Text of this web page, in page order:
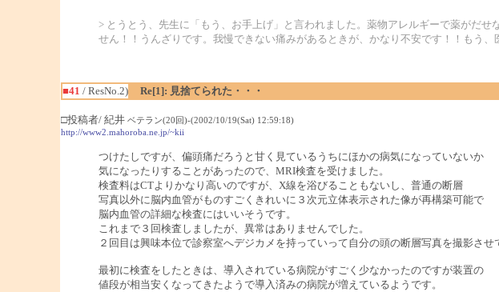
> とうとう、先生に「もう、お手上げ」と言われました。薬物アレルギーで薬がだ
せん！！うんざりです。我慢できない痛みがあるときが、かなり不安です！！もう
■41 / ResNo.2)
Re[1]: 見捨てられた・・・
□投稿者/ 紀井 ベテラン(20回)-(2002/10/19(Sat) 12:59:18)
http://www2.mahoroba.ne.jp/~kii
つけたしですが、偏頭痛だろうと甘く見ているうちにほかの病気になっていないか
気になったりすることがあったので、MRI検査を受けました。
検査料はCTよりかなり高いのですが、X線を浴びることもないし、普通の断層
写真以外に脳内血管がものすごくきれいに３次元立体表示された像が再構築可能で
脳内血管の詳細な検査にはいいそうです。
これまで３回検査しましたが、異常はありませんでした。
２回目は興味本位で診察室へデジカメを持っていって自分の頭の断層写真を撮影させ
最初に検査をしたときは、導入されている病院がすごく少なかったのですが装置の
値段が相当安くなってきたようで導入済みの病院が増えているようです。